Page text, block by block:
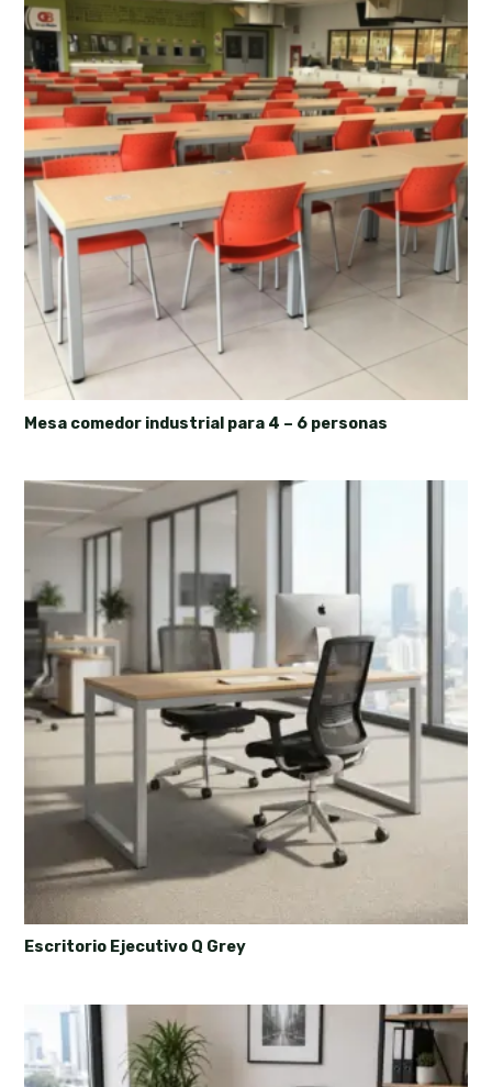
Mesa comedor industrial para 4 – 6 personas
Escritorio Ejecutivo Q Grey